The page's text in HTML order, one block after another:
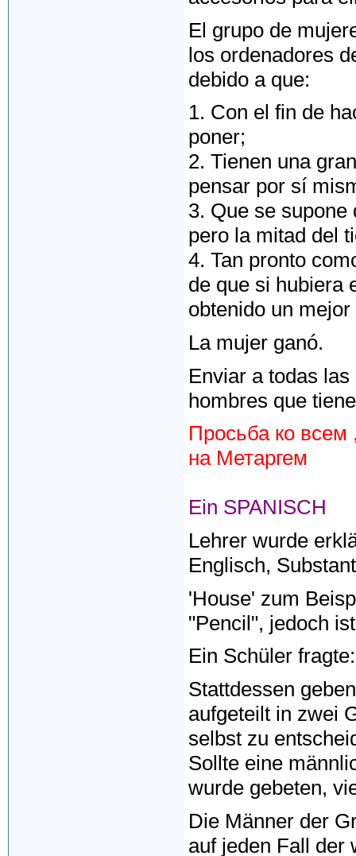
El grupo de
los ordenadores
debido a que:
1. Con el fin de
poner;
2. Tienen una
pensar por sí
3. Que se
pero la mitad del
4. Tan pronto
de que si hubiera
obtenido un
La mujer ganó.
Enviar a todas
hombres que
Просьба ко
на Метаргем
Ein SPANISCH
Lehrer wurde
Englisch,
'House' zum
"Pencil", jedoch
Ein Schüler
Stattdessen
aufgeteilt in zwei
selbst zu
Sollte eine
wurde gebeten,
Die Männer der
auf jeden Fall der